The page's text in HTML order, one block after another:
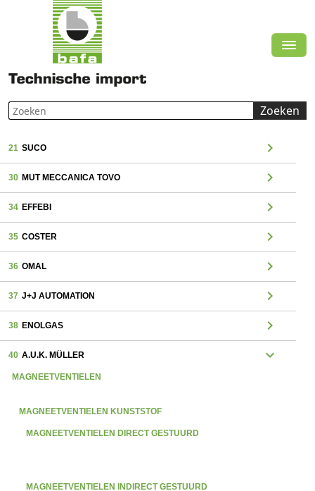
Zoeken
21 SUCO chevron_right
30 MUT MECCANICA TOVO chevron_right
34 EFFEBI chevron_right
35 COSTER chevron_right
36 OMAL chevron_right
37 J+J AUTOMATION chevron_right
38 ENOLGAS chevron_right
40 A.U.K. MÜLLER expand_more
MAGNEETVENTIELEN
MAGNEETVENTIELEN KUNSTSTOF
MAGNEETVENTIELEN DIRECT GESTUURD
MAGNEETVENTIELEN INDIRECT GESTUURD